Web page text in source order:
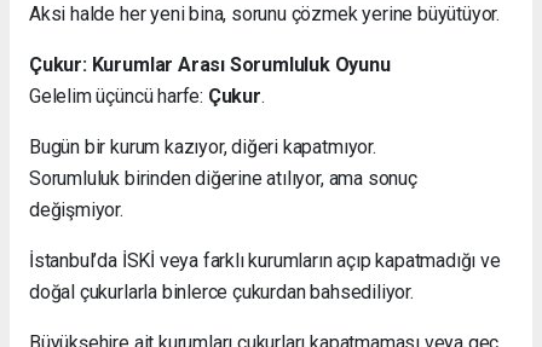
Aksi halde her yeni bina, sorunu çözmek yerine büyütüyor.
Çukur: Kurumlar Arası Sorumluluk Oyunu
Gelelim üçüncü harfe: Çukur.
Bugün bir kurum kazıyor, diğeri kapatmıyor.
Sorumluluk birinden diğerine atılıyor, ama sonuç
değişmiyor.
İstanbul’da İSKİ veya farklı kurumların açıp kapatmadığı ve
doğal çukurlarla binlerce çukurdan bahsediliyor.
Büyükşehire ait kurumları çukurları kapatmaması veya geç